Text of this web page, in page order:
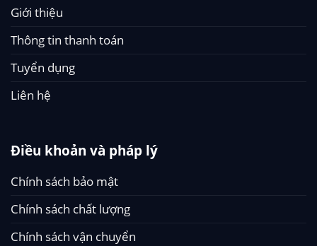
Giới thiệu
Thông tin thanh toán
Tuyển dụng
Liên hệ
Điều khoản và pháp lý
Chính sách bảo mật
Chính sách chất lượng
Chính sách vận chuyển